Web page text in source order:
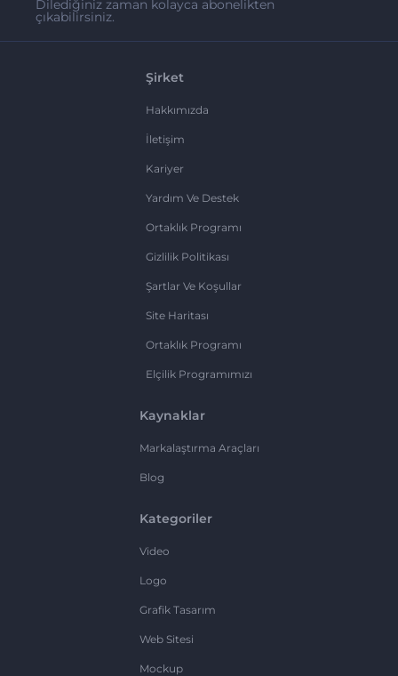
Dilediğiniz zaman kolayca abonelikten
çıkabilirsiniz.
Şirket
Hakkımızda
İletişim
Kariyer
Yardım Ve Destek
Ortaklık Programı
Gizlilik Politikası
Şartlar Ve Koşullar
Site Haritası
Ortaklık Programı
Elçilik Programımızı
Kaynaklar
Markalaştırma Araçları
Blog
Kategoriler
Video
Logo
Grafik Tasarım
Web Sitesi
Mockup